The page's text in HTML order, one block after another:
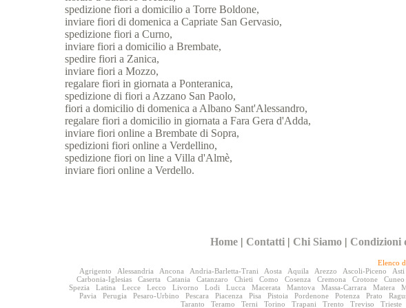
spedizione fiori a domicilio a Torre Boldone,
inviare fiori di domenica a Capriate San Gervasio,
spedizione fiori a Curno,
inviare fiori a domicilio a Brembate,
spedire fiori a Zanica,
inviare fiori a Mozzo,
regalare fiori in giornata a Ponteranica,
spedizione di fiori a Azzano San Paolo,
fiori a domicilio di domenica a Albano Sant'Alessandro,
regalare fiori a domicilio in giornata a Fara Gera d'Adda,
inviare fiori online a Brembate di Sopra,
spedizioni fiori online a Verdellino,
spedizione fiori on line a Villa d'Almè,
inviare fiori online a Verdello.
Home | Contatti | Chi Siamo | Condizioni
Elenco
Agrigento
Alessandria Ancona Andria-Barletta-Trani Aosta Aquila Arezzo Ascoli-Piceno Asti
Carbonia-Iglesias
Caserta Catania Catanzaro Chieti Como Cosenza Cremona Crotone Cuneo
Spezia
Latina Lecce Lecco Livorno Lodi Lucca Macerata Mantova Massa-Carrara Matera
Pavia
Perugia Pesaro-Urbino Pescara Piacenza Pisa Pistoia Pordenone Potenza Prato
Taranto
Teramo Terni Torino Trapani Trento Treviso Trieste